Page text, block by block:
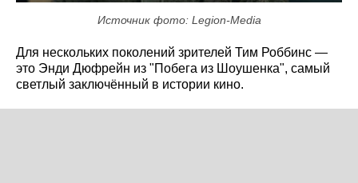
Источник фото: Legion-Media
Для нескольких поколений зрителей Тим Роббинс —
это Энди Дюфрейн из "Побега из Шоушенка", самый
светлый заключённый в истории кино.